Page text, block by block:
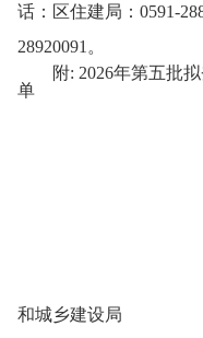
话：区住建局：0591-
28920091。
附: 2026年第五批拟
单
福州市
和城乡建设局